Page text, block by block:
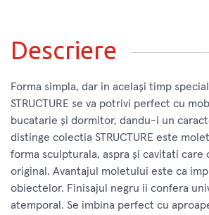
Descriere
Forma simpla, dar in același timp
STRUCTURE se va potrivi perfect cu
bucatarie și dormitor, dandu-i un
distinge colectia STRUCTURE este
forma sculpturala, aspra și cavitati care
original. Avantajul moletului este ca
obiectelor. Finisajul negru ii confera
atemporal. Se imbina perfect cu